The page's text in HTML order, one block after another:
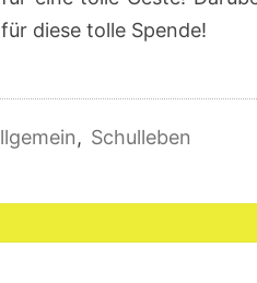
diese tolle Spende!
, Schulleben